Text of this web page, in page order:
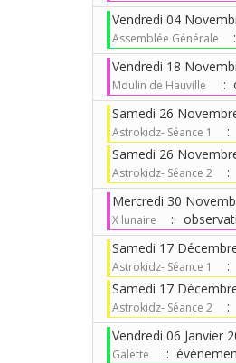
Vendredi 04
Assemblée Générale
Vendredi 18
Moulin de Hauville
::
Samedi 26
Astrokidz- Séance 1
Samedi 26
Astrokidz- Séance 2
Mercredi 30
X lunaire
::
Samedi 17
Astrokidz- Séance 1
Samedi 17
Astrokidz- Séance 2
Vendredi 06 Janvier
Galette
::